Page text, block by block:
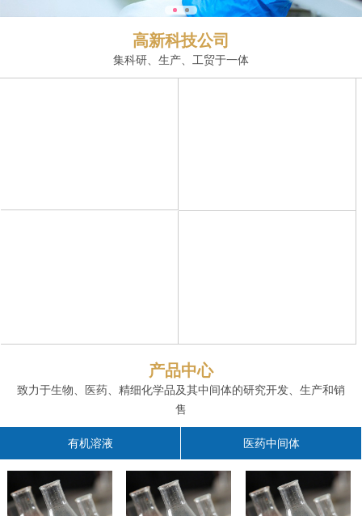
高新科技公司
集科研、生产、工贸于一体
产品中心
致力于生物、医药、精细化学品及其中间体的研究开发、生产和销
售
有机溶液 医药中间体